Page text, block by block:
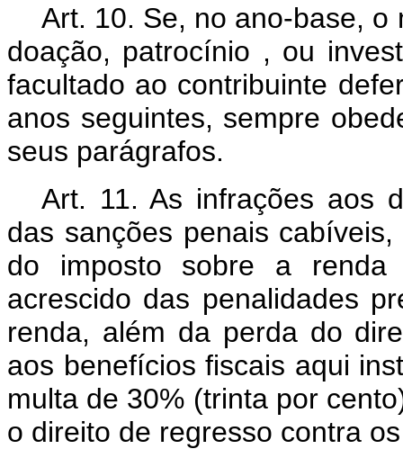
Art. 10. Se, no ano-base, o
doação, patrocínio , ou
facultado ao contribuinte
anos seguintes, sempre
seus parágrafos.
Art. 11. As infrações aos
das sanções penais
do imposto sobre a renda
acrescido das penalidades
renda, além da perda do
aos benefícios fiscais aqui
multa de 30% (trinta por
o direito de regresso contra